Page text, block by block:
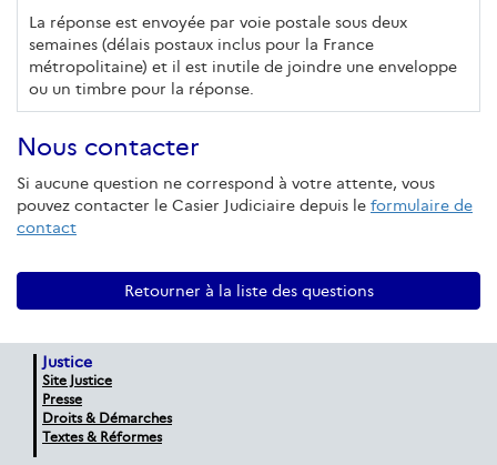
La réponse est envoyée par voie postale sous deux
semaines (délais postaux inclus pour la France
métropolitaine) et il est inutile de joindre une enveloppe
ou un timbre pour la réponse.
Nous contacter
Si aucune question ne correspond à votre attente, vous
pouvez contacter le Casier Judiciaire depuis le formulaire de
contact
Retourner à la liste des questions
Justice
Site Justice
Presse
Droits & Démarches
Textes & Réformes